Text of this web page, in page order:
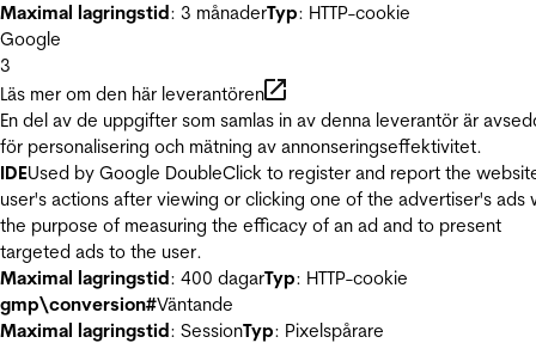
Maximal lagringstid: 3 månaderTyp: HTTP-cookie
Google
3
Läs mer om den här leverantören
En del av de uppgifter som samlas in av denna leverantör är
för personalisering och mätning av annonseringseffektivitet.
IDEUsed by Google DoubleClick to register and report the
user's actions after viewing or clicking one of the advertiser's ads
the purpose of measuring the efficacy of an ad and to present
targeted ads to the user.
Maximal lagringstid: 400 dagarTyp: HTTP-cookie
gmp\conversion#Väntande
Maximal lagringstid: SessionTyp: Pixelspårare